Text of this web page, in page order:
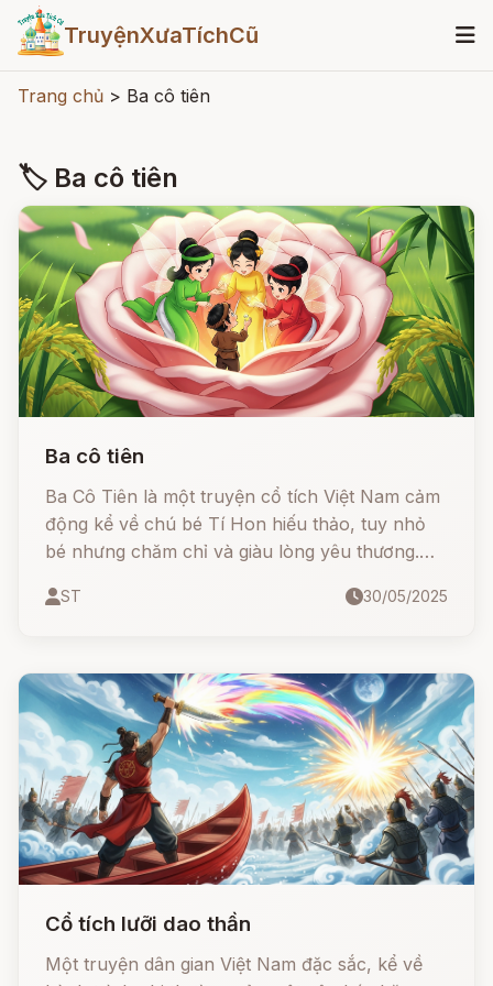
TruyệnXưaTíchCũ
Trang chủ > Ba cô tiên
🏷 Ba cô tiên
Ba cô tiên
Ba Cô Tiên là một truyện cổ tích Việt Nam cảm
động kể về chú bé Tí Hon hiếu thảo, tuy nhỏ
bé nhưng chăm chỉ và giàu lòng yêu thương.
được ba cô tiên giúp đỡ, mang lại cuộc sống
ST 30/05/2025
Cổ tích lưỡi dao thần
Một truyện dân gian Việt Nam đặc sắc, kể về